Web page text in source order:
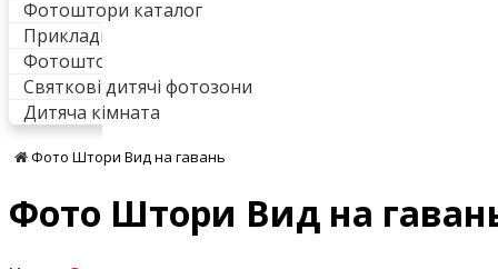
Фотоштори каталог
Приклади робіт
Фотоштори для ванни
Святкові дитячі фотозони
Дитяча кімната
Фото Штори Вид на гавань
Фото Штори Вид на